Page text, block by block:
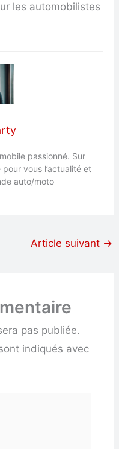
les automobilistes
passionné. Sur
vous l’actualité et
auto/moto
Article suivant →
pas publiée.
indiqués avec